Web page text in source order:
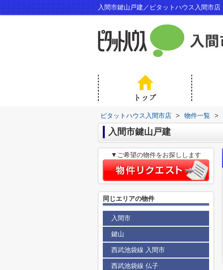
入間市鍵山戸建／ピタットハウス入間市店
ピタットハウス入間市店 > 物件一覧 >
入間市鍵山戸建
▼ご希望の物件をお探しします
同じエリアの物件
入間市
鍵山
西武池袋線 入間市
西武池袋線 仏子